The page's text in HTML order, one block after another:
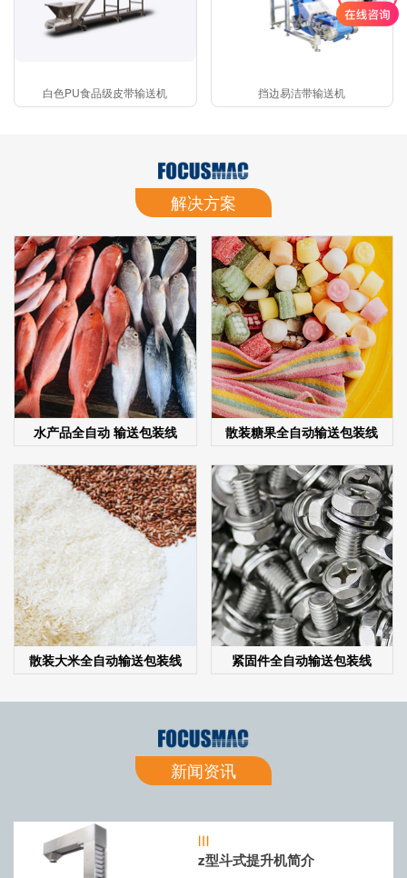
白色PU食品级皮带输送机 挡边易洁带输送机
解决方案
水产品全自动 输送包装线 散装糖果全自动输送包装线
散装大米全自动输送包装线 紧固件全自动输送包装线
新闻资讯
z型斗式提升机简介